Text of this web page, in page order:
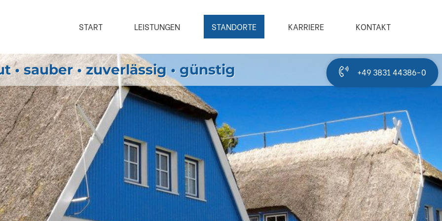
START LEISTUNGEN STANDORTE KARRIERE KONTAKT
• sauber • zuverlässig • günstig +49 3831 44386-0